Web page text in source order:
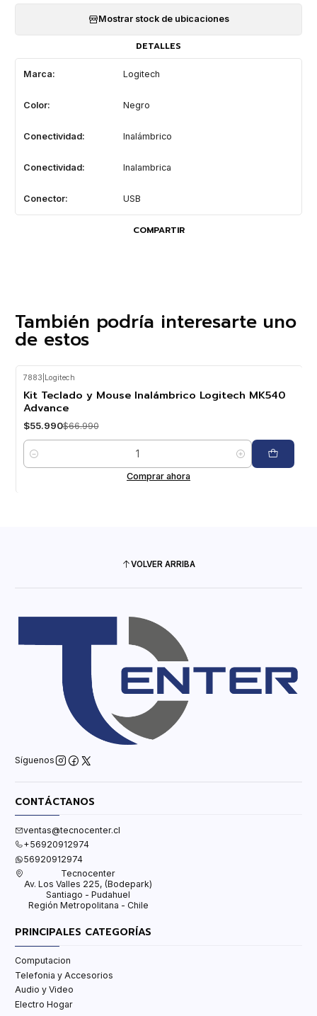
Mostrar stock de ubicaciones
DETALLES
Marca: Logitech
Color: Negro
Conectividad: Inalámbrico
Conectividad: Inalambrica
Conector: USB
COMPARTIR
También podría interesarte uno
de estos
7883 Logitech
Kit Teclado y Mouse Inalámbrico Logitech MK540
Advance
$55.990$66.990
Cantidad
Comprar ahora
VOLVER ARRIBA
Síguenos
CONTÁCTANOS
ventas@tecnocenter.cl
+56920912974
56920912974
Tecnocenter
Av. Los Valles 225, (Bodepark)
Santiago - Pudahuel
Región Metropolitana - Chile
PRINCIPALES CATEGORÍAS
Computacion
Telefonia y Accesorios
Audio y Video
Electro Hogar